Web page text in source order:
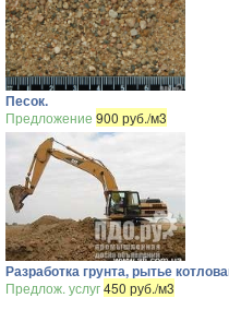
Песок.
Предложение 900 руб./м3
Разработка грунта, рытье
Предлож. услуг450 руб./м3